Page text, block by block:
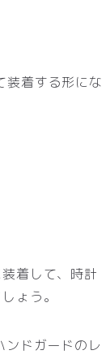
装着する形にな
着して、時計
ょう。
ドガードのレ